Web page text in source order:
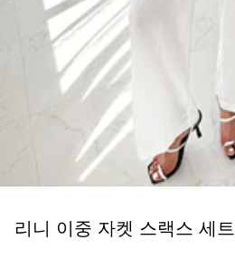
리니 이중 자켓 스랙스 세트